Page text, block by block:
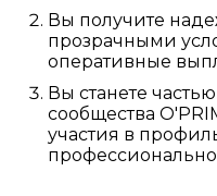
Вы получите
прозрачными
оперативные
Вы станете
сообщества
участия в